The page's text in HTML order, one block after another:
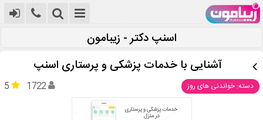
اسنپ ‌دکتر - زیبامون
آشنایی با خدمات پزشکی و پرستاری اسنپ
دسته: خواندنی های روز 5 1722